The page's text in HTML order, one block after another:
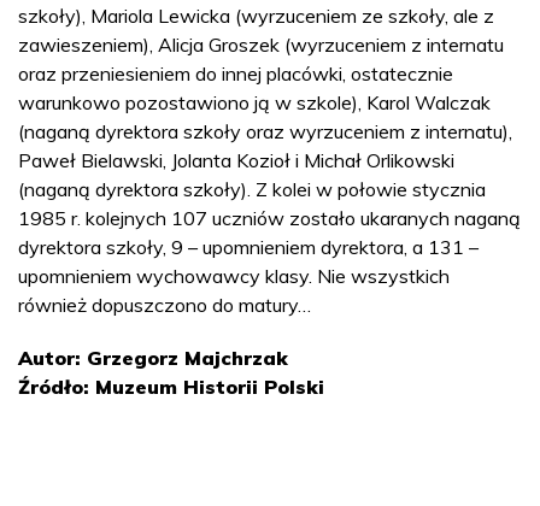
szkoły), Mariola Lewicka (wyrzuceniem ze szkoły, ale z
zawieszeniem), Alicja Groszek (wyrzuceniem z internatu
oraz przeniesieniem do innej placówki, ostatecznie
warunkowo pozostawiono ją w szkole), Karol Walczak
(naganą dyrektora szkoły oraz wyrzuceniem z internatu),
Paweł Bielawski, Jolanta Kozioł i Michał Orlikowski
(naganą dyrektora szkoły). Z kolei w połowie stycznia
1985 r. kolejnych 107 uczniów zostało ukaranych naganą
dyrektora szkoły, 9 – upomnieniem dyrektora, a 131 –
upomnieniem wychowawcy klasy. Nie wszystkich
również dopuszczono do matury…
Autor: Grzegorz Majchrzak
Źródło: Muzeum Historii Polski